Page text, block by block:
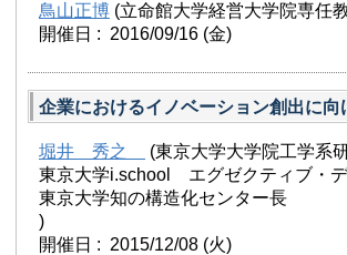
鳥山正博 (立命館大学経営大学院専任
開催日 : 2016/09/16 (金)
企業におけるイノベーション創出に向
堀井 秀之
(東京大学大学院工学系
東京大学i.school エグゼクティブ・
東京大学知の構造化センター長
)
開催日 : 2015/12/08 (火)